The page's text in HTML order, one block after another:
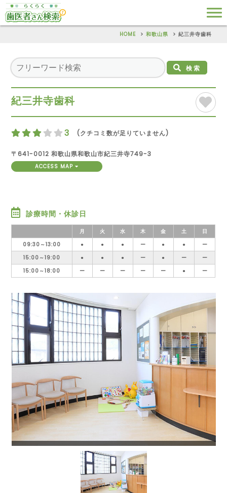
HOME 和歌山県 紀三井寺歯科
検索
紀三井寺歯科
3 (クチコミ数が足りていません)
〒641-0012 和歌山県和歌山市紀三井寺749-3
ACCESS MAP
診療時間・休診日
月 火 水 木 金 土
日
09:30～13:00
● ● ● ー ● ●
ー
15:00～19:00
● ● ● ー ● ー
ー
15:00～18:00
ー ー ー ー ー ● ー